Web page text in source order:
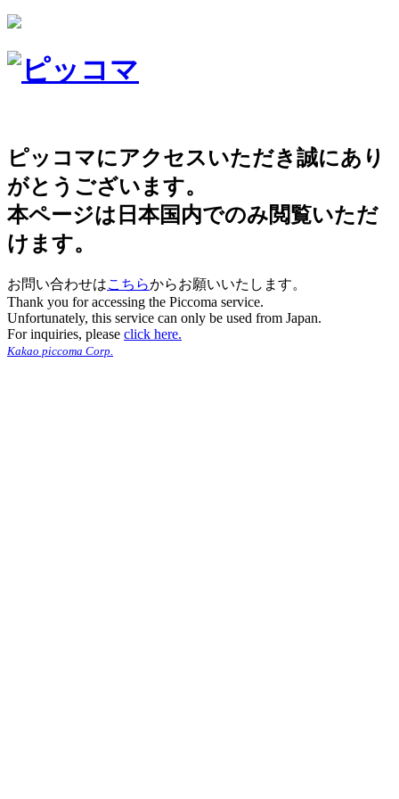
ピッコマにアクセスいただき誠にあり
がとうございます。
本ページは日本国内でのみ閲覧いただ
けます。
お問い合わせはこちらからお願いいたします。
Thank you for accessing the Piccoma service.
Unfortunately, this service can only be used from Japan.
For inquiries, please click here.
Kakao piccoma Corp.